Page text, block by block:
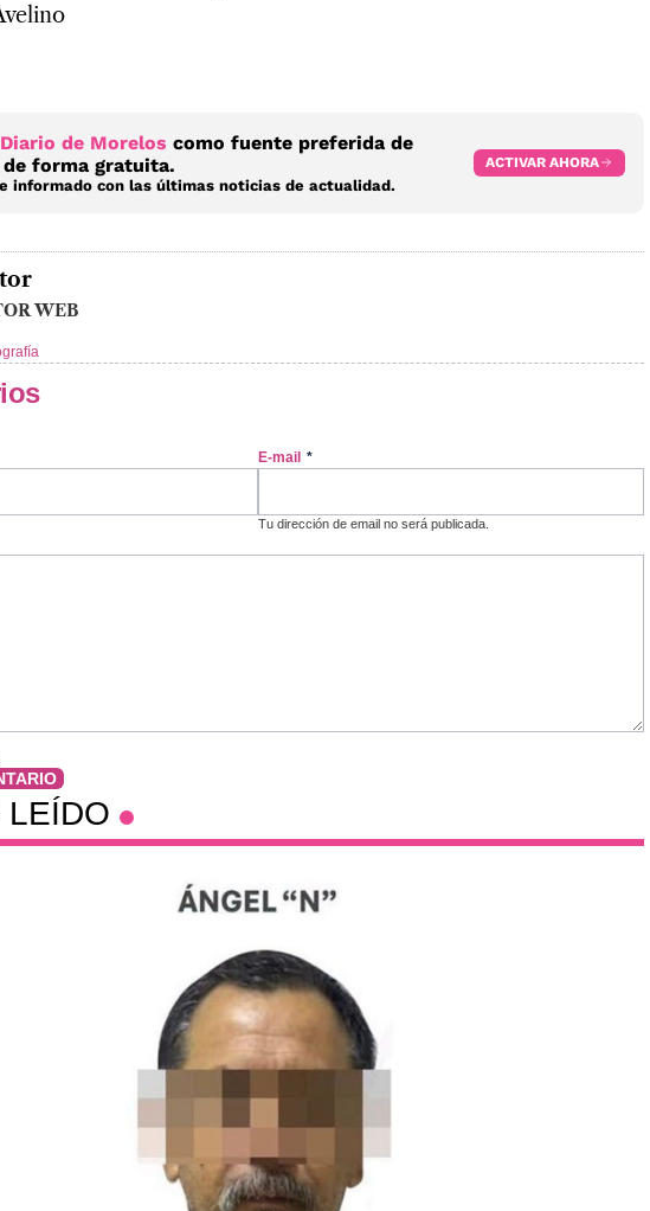
Diario de Morelos como fuente preferida de
de forma gratuita.
informado con las últimas noticias de actualidad.
ACTIVAR AHORA
WEB
E-mail *
Tu dirección de email no será publicada.
LEÍDO